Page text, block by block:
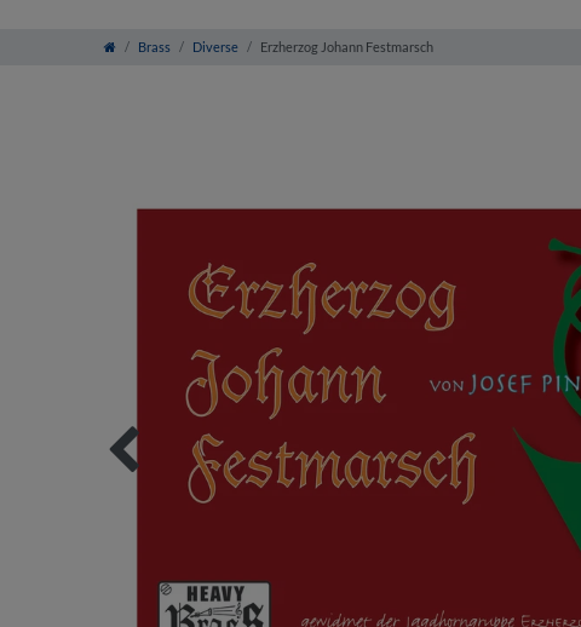
Brass Diverse Erzherzog Johann Festmarsch